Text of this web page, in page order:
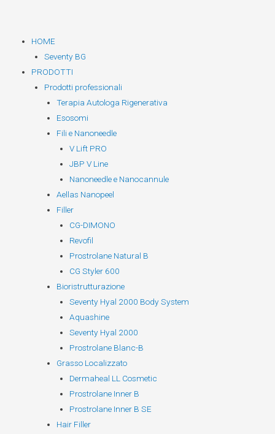
contenutoHOME
Seventy BG
PRODOTTI
Prodotti professionali
Terapia Autologa Rigenerativa
Esosomi
Fili e Nanoneedle
V Lift PRO
JBP V Line
Nanoneedle e Nanocannule
Aellas Nanopeel
Filler
CG-DIMONO
Revofil
Prostrolane Natural B
CG Styler 600
Bioristrutturazione
Seventy Hyal 2000 Body System
Aquashine
Seventy Hyal 2000
Prostrolane Blanc-B
Grasso Localizzato
Dermaheal LL Cosmetic
Prostrolane Inner B
Prostrolane Inner B SE
Hair Filler